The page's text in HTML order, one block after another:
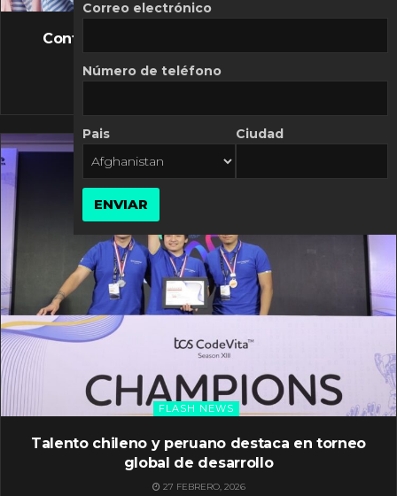
FLASH NEWS
Controversia de Mercado Libre por costos
10 MARZO, 2026
FLASH NEWS
Talento chileno y peruano destaca en torneo
global de desarrollo
27 FEBRERO, 2026
Correo electrónico
Número de teléfono
Pais Ciudad
ENVIAR